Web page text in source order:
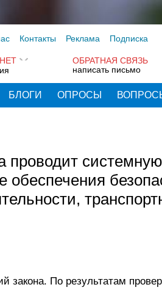
Контакты Реклама Подписка
ОБРАТНАЯ СВЯЗЬ
написать письмо
БЛОГИ ОПРОСЫ
проводит
обеспечения
закона. По результатам